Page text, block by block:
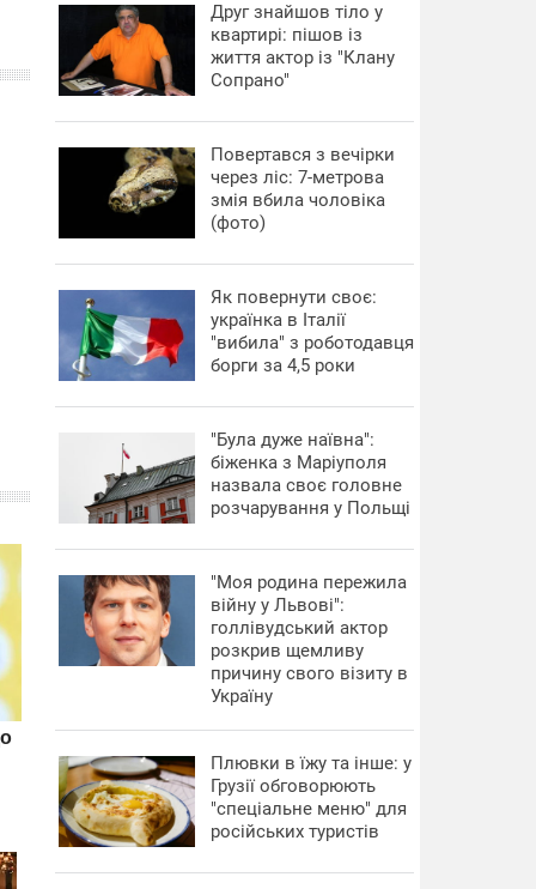
Друг знайшов тіло у
квартирі: пішов із
життя актор із "Клану
Сопрано"
Повертався з вечірки
через ліс: 7-метрова
змія вбила чоловіка
(фото)
​Як повернути своє:
українка в Італії
"вибила" з роботодавця
борги за 4,5 роки
"Була дуже наївна":
біженка з Маріуполя
назвала своє головне
розчарування у Польщі
"Моя родина пережила
війну у Львові":
голлівудський актор
розкрив щемливу
причину свого візиту в
Україну
Плювки в їжу та інше: у
Грузії обговорюють
"спеціальне меню" для
російських туристів